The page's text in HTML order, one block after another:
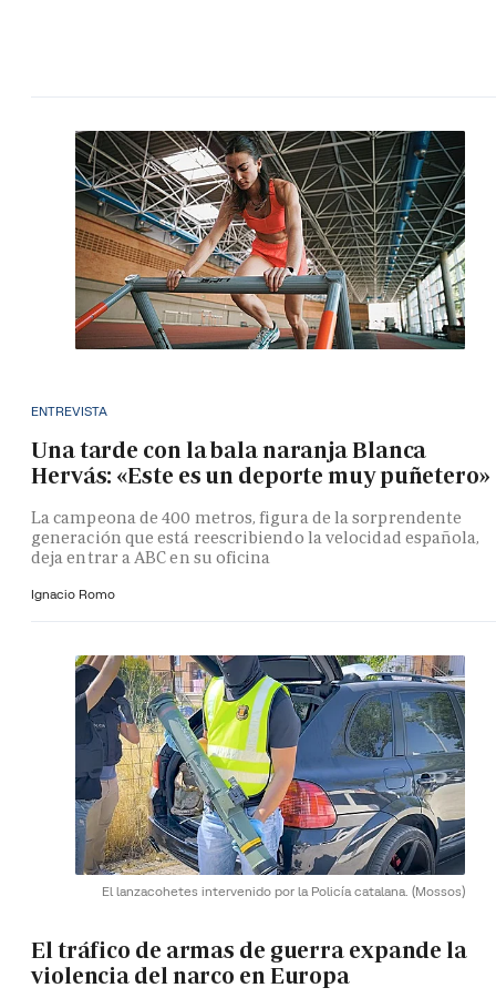
ENTREVISTA
Una tarde con la bala naranja Blanca
Hervás: «Este es un deporte muy puñetero»
La campeona de 400 metros, figura de la sorprendente
generación que está reescribiendo la velocidad española,
deja entrar a ABC en su oficina
Ignacio Romo
El lanzacohetes intervenido por la Policía catalana. (Mossos)
El tráfico de armas de guerra expande la
violencia del narco en Europa